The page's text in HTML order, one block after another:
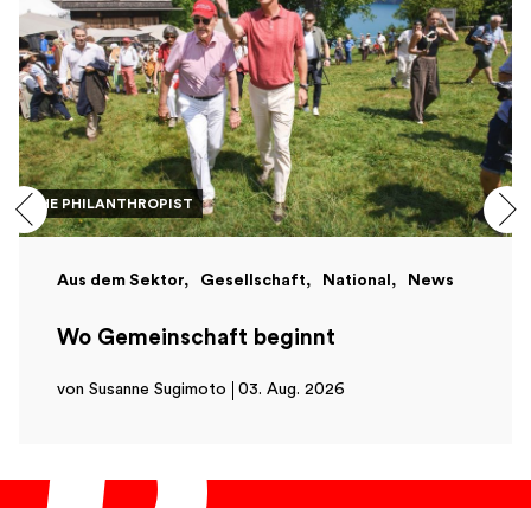
THE PHILANTHROPIST
Aus dem Sektor Gesellschaft National News
Wo Gemeinschaft beginnt
von Susanne Sugimoto 03. Aug. 2026